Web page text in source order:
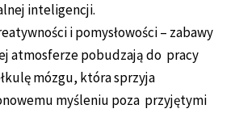
inteligencji.
i pomysłowości – zabawy
atmosferze pobudzają do pracy
mózgu, która sprzyja
myśleniu poza przyjętymi